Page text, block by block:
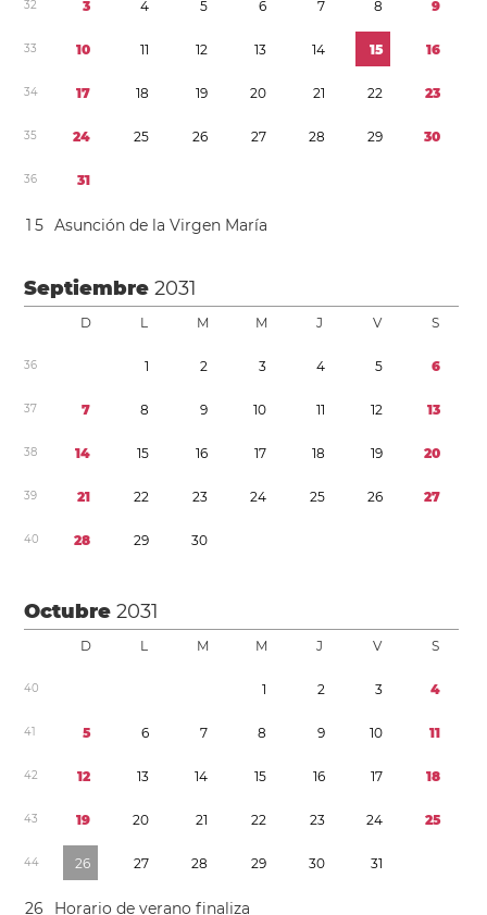
32 3 4 5 6 7 8 9
33 10 11 12 13 14 15 16
34 17 18 19 20 21 22 23
35 24 25 26 27 28 29 30
36 31
1 5 Asunción de la Virgen María
Septiembre2031
D L M M J V S
36 1 2 3 4 5 6
37 7 8 9 10 11 12 13
38 14 15 16 17 18 19 20
39 21 22 23 24 25 26 27
40 28 29 30
Octubre2031
D L M M J V S
40 1 2 3 4
41 5 6 7 8 9 10 11
42 12 13 14 15 16 17 18
43 19 20 21 22 23 24 25
44 26 27 28 29 30 31
26 Horario de verano finaliza